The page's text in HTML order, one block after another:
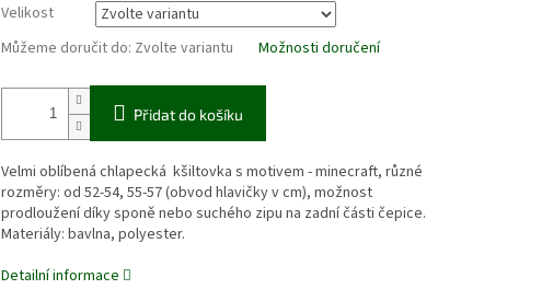
Velikost
Můžeme doručit do: Zvolte variantu Možnosti doručení
Přidat do košíku
Velmi oblíbená chlapecká kšiltovka s motivem - minecraft, různé
rozměry: od 52-54, 55-57 (obvod hlavičky v cm), možnost
prodloužení díky sponě nebo suchého zipu na zadní části čepice.
Materiály: bavlna, polyester.
Detailní informace